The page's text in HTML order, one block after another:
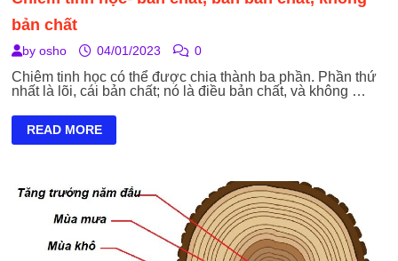
bản chất
by osho 04/01/2023 0
Chiêm tinh học có thể được chia thành ba phần. Phần thứ
nhất là lõi, cái bản chất; nó là điều bản chất, và không …
CHIÊM
BÁN
BẢN
CHẤT,
KHÔNG
BẢN
CHẤT
READ MORE